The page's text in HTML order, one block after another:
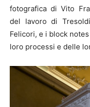
fotografica di Vito
del lavoro di
Felicori, e i block
loro processi e delle